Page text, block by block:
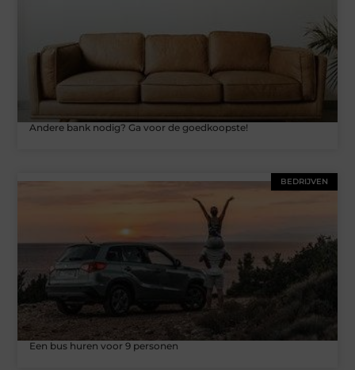
Andere bank nodig? Ga voor de goedkoopste!
BEDRIJVEN
Een bus huren voor 9 personen